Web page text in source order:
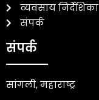
व्यवसाय निर्देशिका
संपर्क
संपर्क
सांगली, महाराष्ट्र